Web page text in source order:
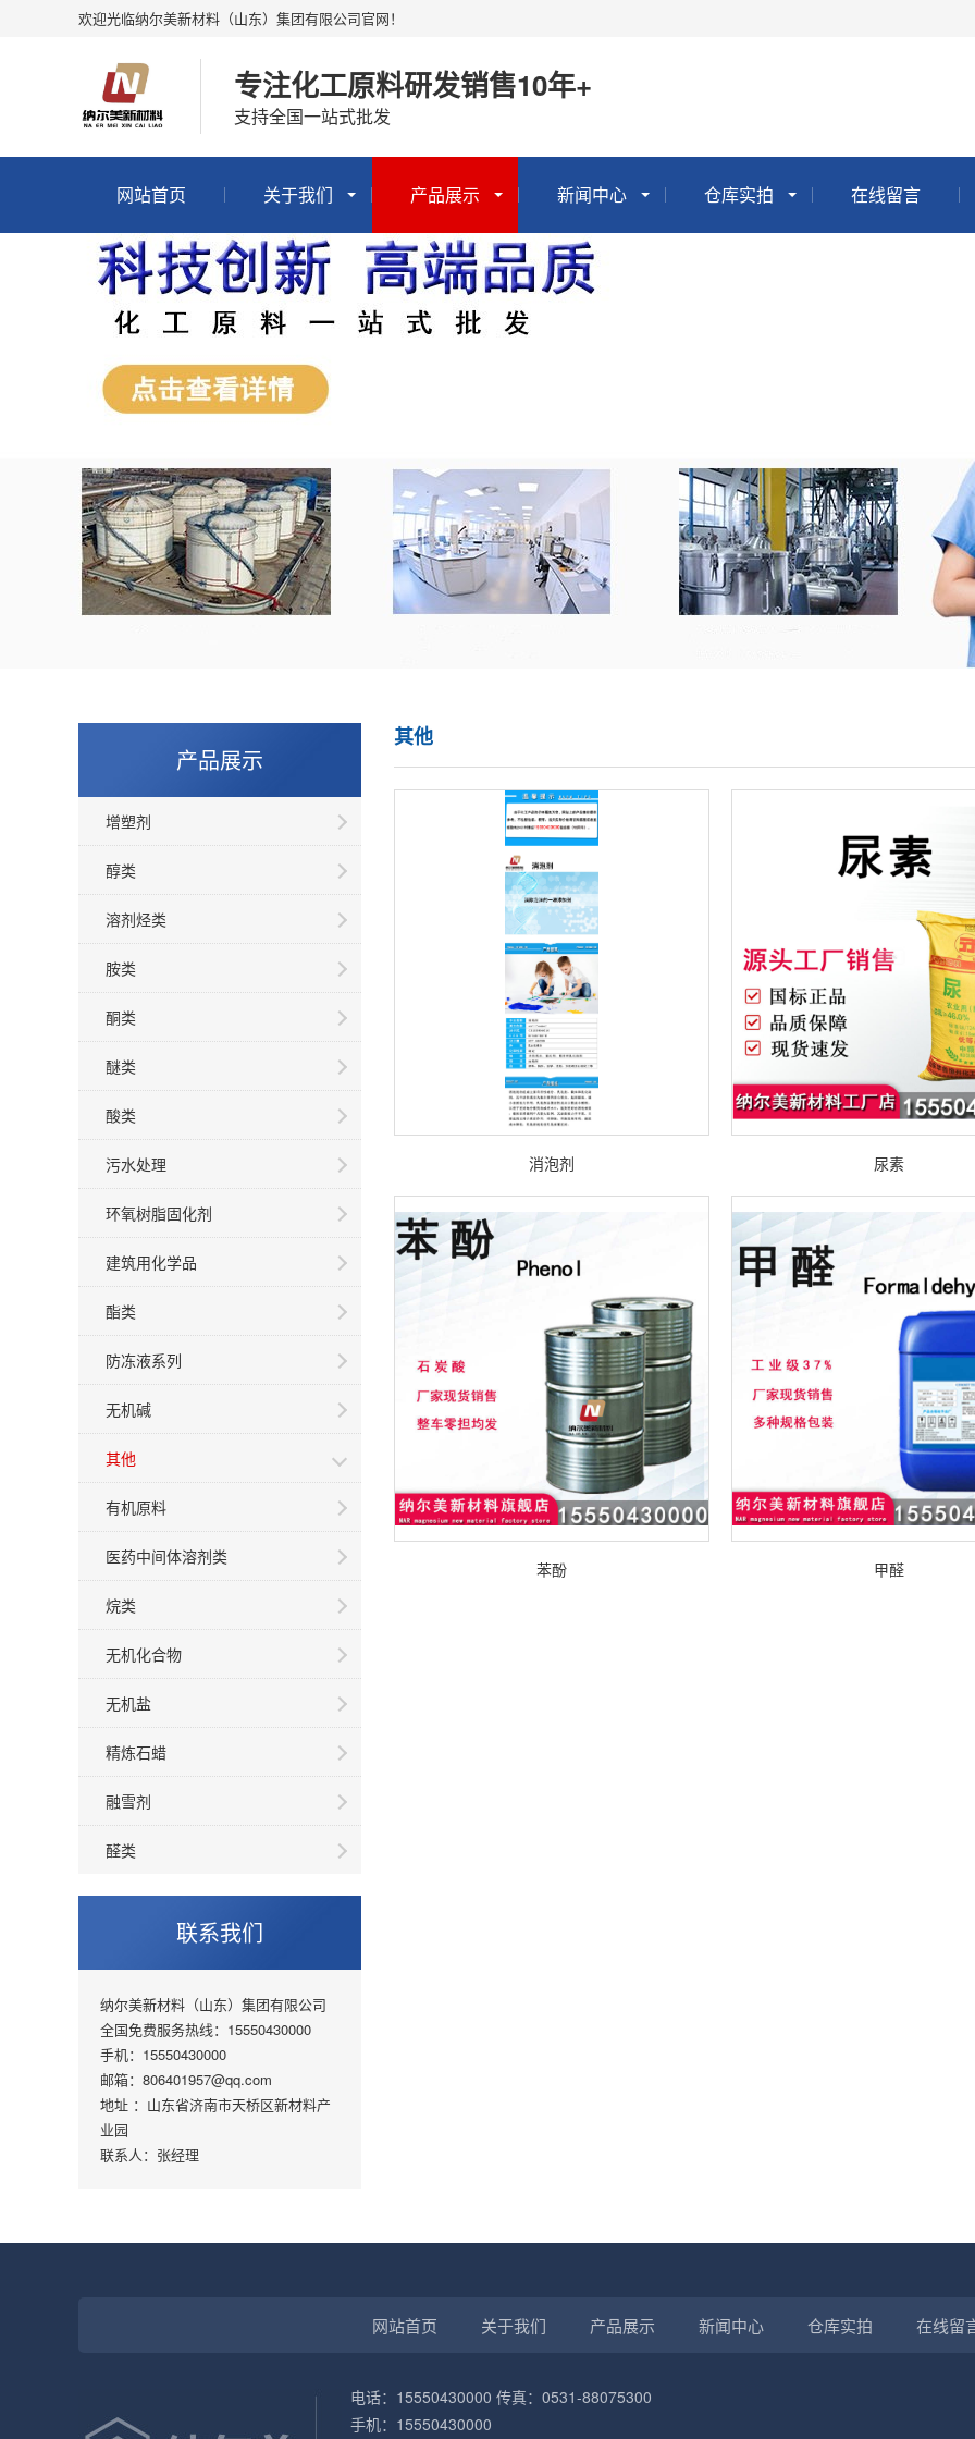
欢迎光临纳尔美新材料（山东）集团有限公司官网！
专注化工原料研发销售10年+
支持全国一站式批发
网站首页 关于我们 产品展示 新闻中心 仓库实拍 在线留言
产品展示
增塑剂
醇类
溶剂烃类
胺类
酮类
醚类
酸类
污水处理
环氧树脂固化剂
建筑用化学品
酯类
防冻液系列
无机碱
其他
有机原料
医药中间体溶剂类
烷类
无机化合物
无机盐
精炼石蜡
融雪剂
醛类
联系我们
纳尔美新材料（山东）集团有限公司
全国免费服务热线：15550430000
手机：15550430000
邮箱：806401957@qq.com
地址 ：山东省济南市天桥区新材料产
业园
联系人：张经理
其他
消泡剂 尿素
苯酚 甲醛
网站首页 关于我们 产品展示 新闻中心 仓库实拍 在线留
电话：15550430000 传真：0531-88075300
手机：15550430000